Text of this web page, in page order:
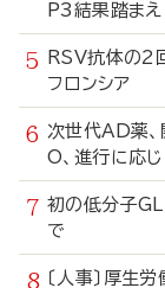
P3結果踏まえ
RSV抗体の2
フロンシア
次世代AD薬
O、進行に応
初の低分子
で
〔人事〕厚生